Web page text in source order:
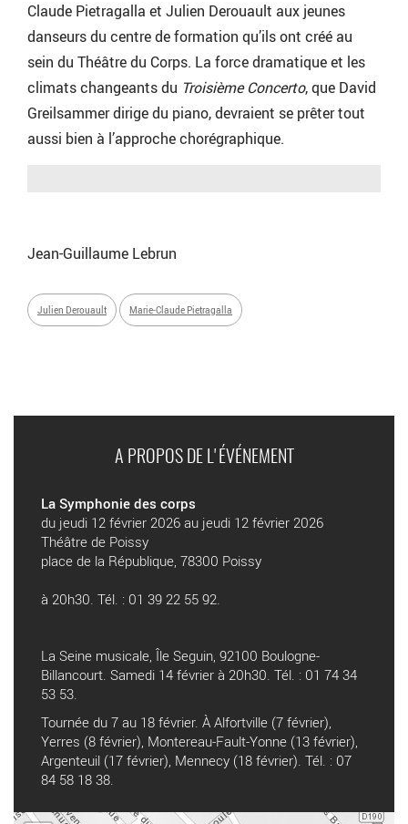
Claude Pietragalla et Julien Derouault aux jeunes
danseurs du centre de formation qu’ils ont créé au
sein du Théâtre du Corps. La force dramatique et les
climats changeants du Troisième Concerto, que David
Greilsammer dirige du piano, devraient se prêter tout
aussi bien à l’approche chorégraphique.
Jean-Guillaume Lebrun
Julien Derouault Marie-Claude Pietragalla
A PROPOS DE L'ÉVÉNEMENT
La Symphonie des corps
du jeudi 12 février 2026 au jeudi 12 février 2026
Théâtre de Poissy
place de la République, 78300 Poissy
à 20h30. Tél. : 01 39 22 55 92.
La Seine musicale, Île Seguin, 92100 Boulogne-
Billancourt. Samedi 14 février à 20h30. Tél. : 01 74 34
53 53.
Tournée du 7 au 18 février. À Alfortville (7 février),
Yerres (8 février), Montereau-Fault-Yonne (13 février),
Argenteuil (17 février), Mennecy (18 février). Tél. : 07
84 58 18 38.